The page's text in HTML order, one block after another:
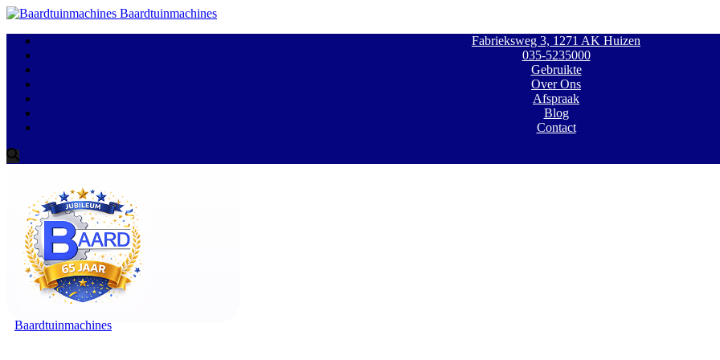
Baardtuinmachines
Fabrieksweg 3, 1271 AK Huizen
035-5235000
Gebruikte
Over Ons
Afspraak
Blog
Contact
Baardtuinmachines